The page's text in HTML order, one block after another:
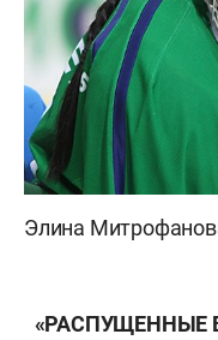
Элина
«РАСПУЩЕННЫЕ